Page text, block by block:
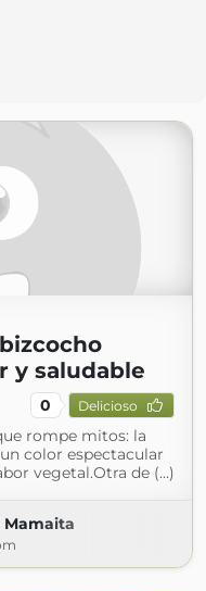
y saludable
0 Delicioso
rompe mitos: la
color espectacular
vegetal.Otra de (...)
Mamaita